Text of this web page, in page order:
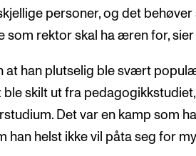
personer, og det behøver
som rektor skal ha æren for, sier
at han plutselig ble svært
ble skilt ut fra
Det var en kamp som
han helst ikke vil påta seg for